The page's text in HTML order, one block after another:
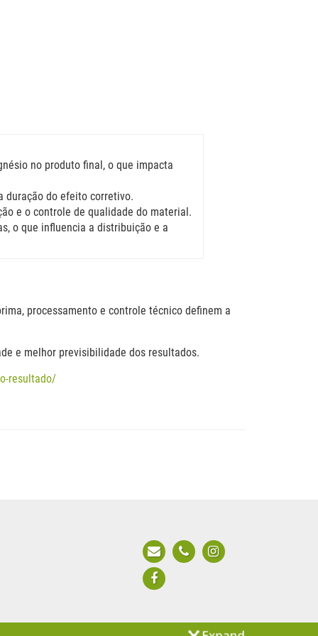
no produto final, o que impacta
duração do efeito corretivo.
e o controle de qualidade do material.
o que influencia a distribuição e a
processamento e controle técnico definem a
e melhor previsibilidade dos resultados.
resultado/